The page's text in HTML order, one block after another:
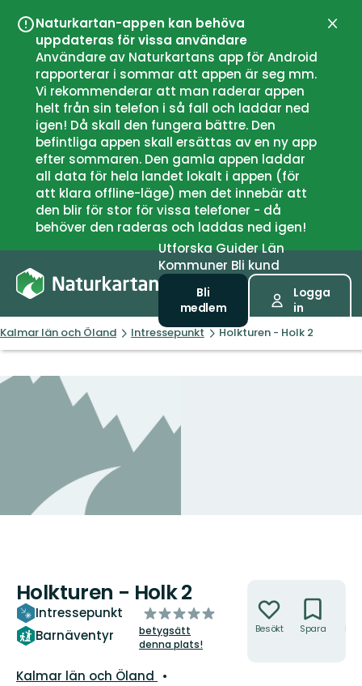
Naturkartan-appen kan behöva
uppdateras för vissa användare
Användare av Naturkartans app för Android
rapporterar i sommar att appen är seg mm.
Vi rekommenderar att man raderar appen
helt från sin telefon i så fall och laddar ned
igen! Då skall den fungera bättre. Den
befintliga appen skall ersättas av en ny app
efter sommaren. Den gamla appen laddar
all data för hela landet lokalt i appen (för
att klara offline-läge) men det innebär att
den blir för stor för vissa telefoner - då
behöver den raderas och laddas ned igen!
UtforskaGuiderLän
Kommuner Bli kund
Bli
medlem
Logga
in
Kalmar län och Öland Intressepunkt Holkturen - Holk 2
Holkturen - Holk 2
Intressepunkt
Barnäventyr
av
5
stjärnor
betygsätt
denna plats!
Län:
Kalmar län och Öland
Besökt Spara